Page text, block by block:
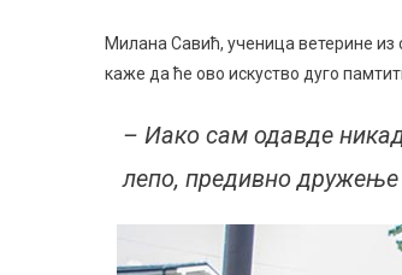
Милана Савић, ученица ветерине из
каже да ће ово искуство дуго
– Иако сам одавде
лепо, предивно